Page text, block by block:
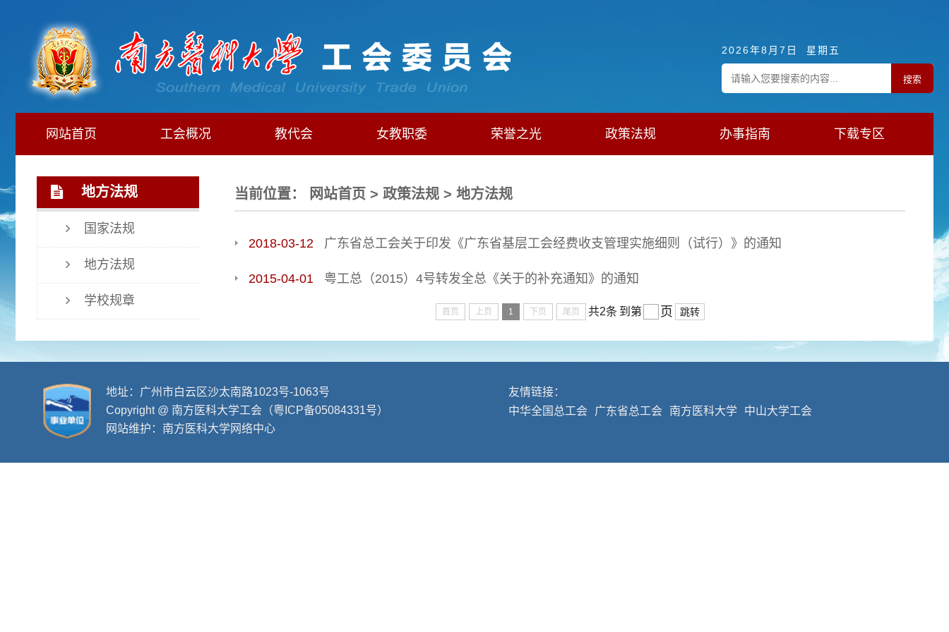
2026年8月7日 星期五
网站首页 工会概况 教代会 女教职委 荣誉之光 政策法规 办事指南 下载专区
地方法规
国家法规
地方法规
学校规章
当前位置： 网站首页 > 政策法规 > 地方法规
2018-03-12 广东省总工会关于印发《广东省基层工会经费收支管理实施细则（试行）》的通知
2015-04-01 粤工总（2015）4号转发全总《关于的补充通知》的通知
首页 上页 1 下页 尾页 共2条 到第 页 跳转
地址：广州市白云区沙太南路1023号-1063号
Copyright @ 南方医科大学工会（粤ICP备05084331号）
网站维护：南方医科大学网络中心
友情链接：
中华全国总工会
广东省总工会 南方医科大学 中山大学工会